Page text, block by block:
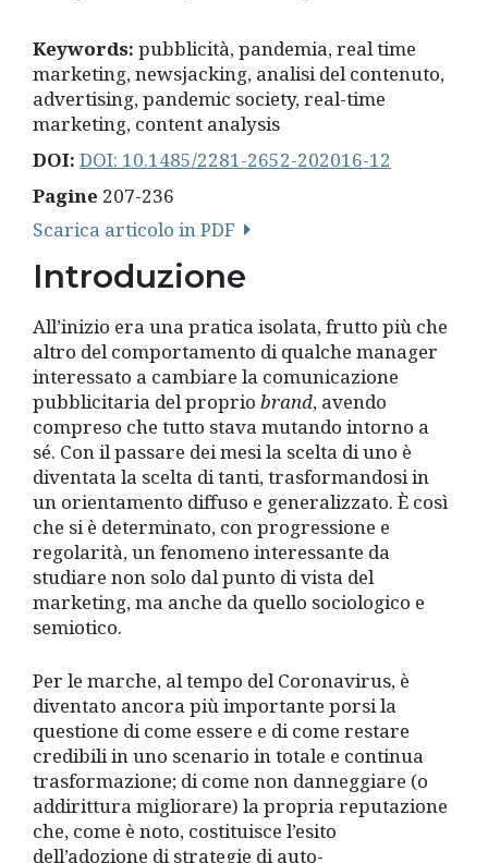
Keywords: pubblicità, pandemia, real time
marketing, newsjacking, analisi del contenuto,
advertising, pandemic society, real-time
marketing, content analysis
DOI: DOI: 10.1485/2281-2652-202016-12
Pagine 207-236
Scarica articolo in PDF
Introduzione
All’inizio era una pratica isolata, frutto più che
altro del comportamento di qualche manager
interessato a cambiare la comunicazione
pubblicitaria del proprio brand, avendo
compreso che tutto stava mutando intorno a
sé. Con il passare dei mesi la scelta di uno è
diventata la scelta di tanti, trasformandosi in
un orientamento diffuso e generalizzato. È così
che si è determinato, con progressione e
regolarità, un fenomeno interessante da
studiare non solo dal punto di vista del
marketing, ma anche da quello sociologico e
semiotico.
Per le marche, al tempo del Coronavirus, è
diventato ancora più importante porsi la
questione di come essere e di come restare
credibili in uno scenario in totale e continua
trasformazione; di come non danneggiare (o
addirittura migliorare) la propria reputazione
che, come è noto, costituisce l’esito
dell’adozione di strategie di auto-